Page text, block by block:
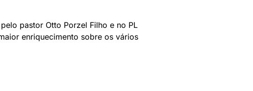
pastor Otto Porzel Filho e no PL
enriquecimento sobre os vários